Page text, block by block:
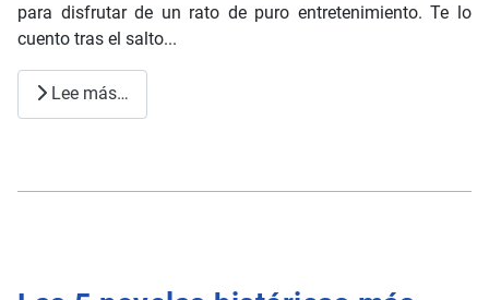
para disfrutar de un rato de puro entretenimiento. Te lo
cuento tras el salto...
Lee más…